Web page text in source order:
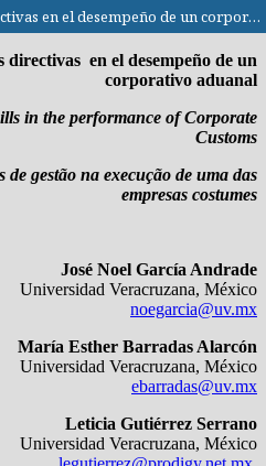
Estudio de habilidades directivas en el desempeño de un corporativo aduanal / Study of managerial skills in the performance of Corporate Customs